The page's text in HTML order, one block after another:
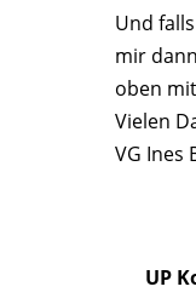
Und
mir
oben
Vielen
VG Ines
UP